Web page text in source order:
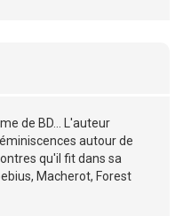
de BD... L'auteur
autour de
qu'il fit dans sa
Macherot, Forest